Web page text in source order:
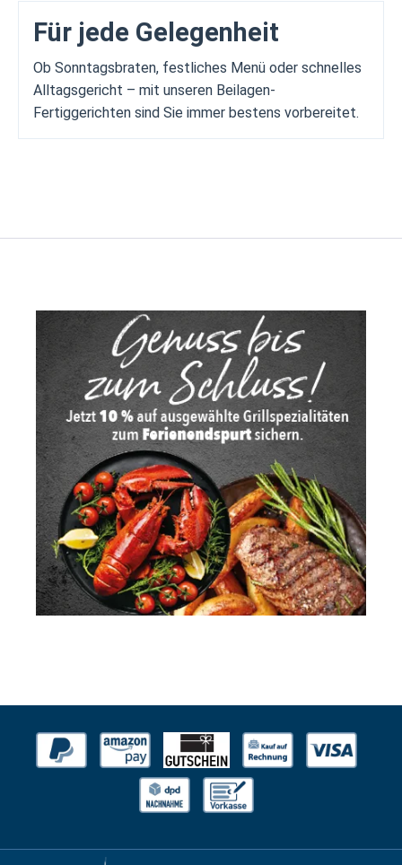
Für jede Gelegenheit
Ob Sonntagsbraten, festliches Menü oder schnelles
Alltagsgericht – mit unseren Beilagen-
Fertiggerichten sind Sie immer bestens vorbereitet.